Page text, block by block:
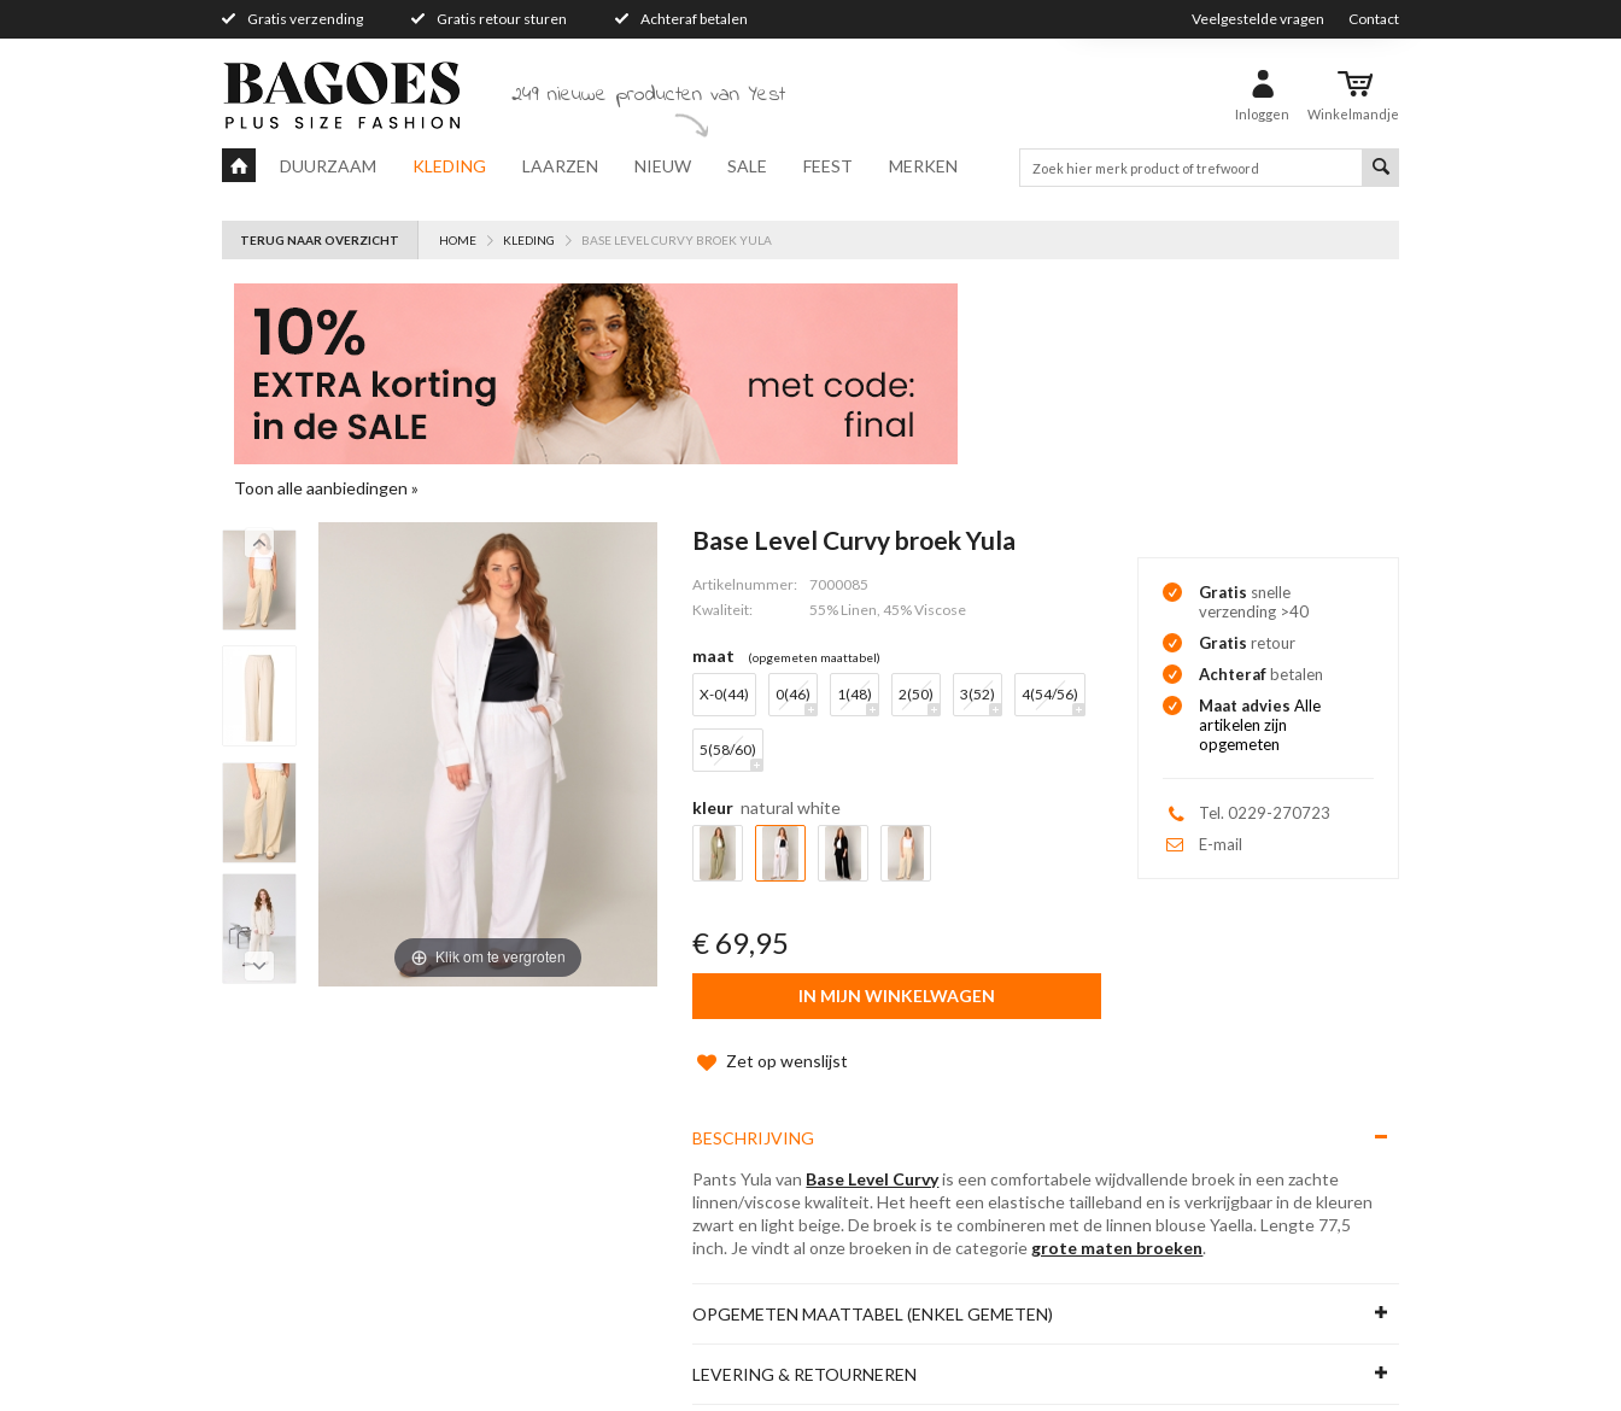
Gratis verzending Gratis retour sturen Achteraf betalen Veelgestelde vragen Contact
Inloggen Winkelmandje
249 nieuwe producten van Yest
DUURZAAM KLEDING LAARZEN NIEUW SALE FEEST MERKEN
TERUG NAAR OVERZICHT HOME KLEDING BASE LEVEL CURVY BROEK YULA
Toon alle aanbiedingen »
Klik om te vergroten
Base Level Curvy broek Yula
Artikelnummer:
7000085
Kwaliteit:
55% Linen, 45% Viscose
maat (opgemeten maattabel)
X-0(44) 0(46) 1(48) 2(50) 3(52) 4(54/56)
5(58/60)
kleur natural white
€ 69,95
IN MIJN WINKELWAGEN
Zet op wenslijst
Gratis snelle
verzending >40
Gratis retour
Achterafbetalen
Maat adviesAlle
artikelen zijn
opgemeten
Tel. 0229-270723
E-mail
BESCHRIJVING
Pants Yula van Base Level Curvyis een comfortabele wijdvallende broek in een zachte
linnen/viscose kwaliteit. Het heeft een elastische tailleband en is verkrijgbaar in de kleuren
zwart en light beige. De broek is te combineren met de linnen blouse Yaella. Lengte 77,5
inch. Je vindt al onze broeken in de categorie grote maten broeken.
OPGEMETEN MAATTABEL (ENKEL GEMETEN)
LEVERING & RETOURNEREN